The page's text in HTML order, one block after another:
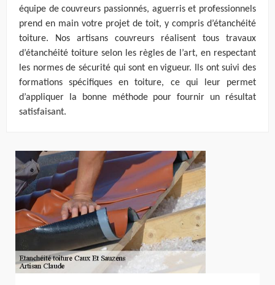
équipe de couvreurs passionnés, aguerris et professionnels
prend en main votre projet de toit, y compris d’étanchéité
toiture. Nos artisans couvreurs réalisent tous travaux
d’étanchéité toiture selon les règles de l’art, en respectant
les normes de sécurité qui sont en vigueur. Ils ont suivi des
formations spécifiques en toiture, ce qui leur permet
d’appliquer la bonne méthode pour fournir un résultat
satisfaisant.